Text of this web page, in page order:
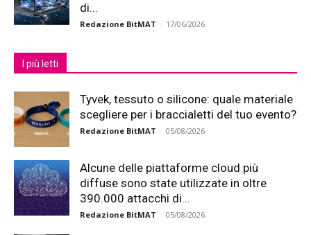
di...
Redazione BitMAT - 17/06/2026
I più letti
Tyvek, tessuto o silicone: quale materiale
scegliere per i braccialetti del tuo evento?
Redazione BitMAT - 05/08/2026
Alcune delle piattaforme cloud più
diffuse sono state utilizzate in oltre
390.000 attacchi di...
Redazione BitMAT - 05/08/2026